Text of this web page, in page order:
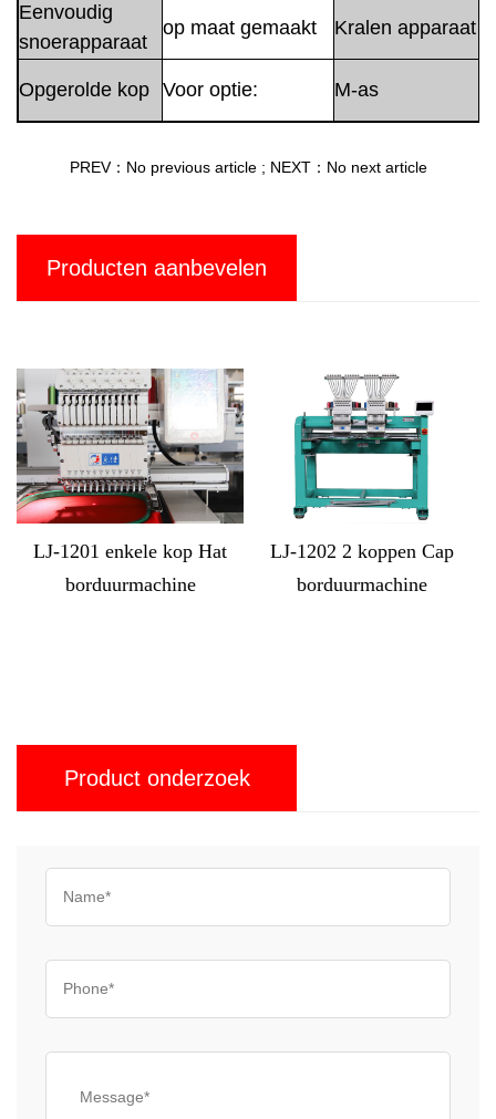
Eenvoudig
snoerapparaat
op maat gemaakt Kralen apparaat
Opgerolde kop Voor optie: M-as
PREV：No previous article; NEXT：No next article
Producten aanbevelen
LJ-1202 2 koppen Cap
borduurmachine
LJ-MX1212 12 koppen
computergestuurde dop
Product onderzoek